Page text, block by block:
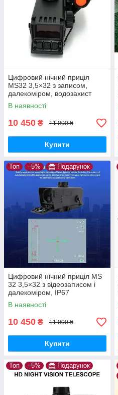
Цифровий нічний приціл
MS32 3,5×32 з записом,
далекоміром, водозахист
IP67
В наявності
10 450 ₴ 11 000 ₴
Купити
Топ –5% Подарунок
Цифровий нічний приціл MS
32 3,5×32 з відеозаписом і
далекоміром, IP67
В наявності
10 450 ₴ 11 000 ₴
Купити
Топ –5% Подарунок